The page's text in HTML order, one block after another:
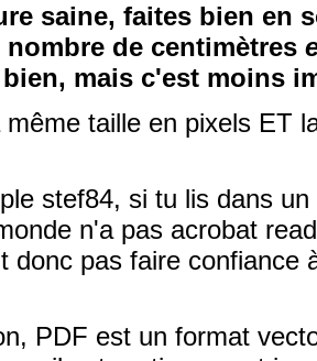
saine, faites bien en
nombre de centimètres
mais c'est moins
taille en pixels ET
stef84, si tu lis dans
n'a pas acrobat
donc pas faire confiance
PDF est un format